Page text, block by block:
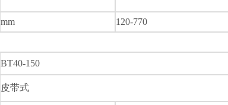
mm 120-770
BT40-150
皮带式